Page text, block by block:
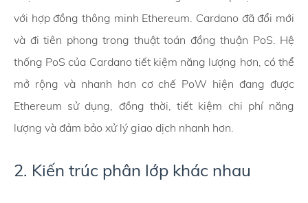
với hợp đồng thông minh Ethereum. Cardano đã đổi mới
và đi tiên phong trong thuật toán đồng thuận PoS. Hệ
thống PoS của Cardano tiết kiệm năng lượng hơn, có thể
mở rộng và nhanh hơn cơ chế PoW hiện đang được
Ethereum sử dụng, đồng thời, tiết kiệm chi phí năng
lượng và đảm bảo xử lý giao dịch nhanh hơn.
2. Kiến trúc phân lớp khác nhau